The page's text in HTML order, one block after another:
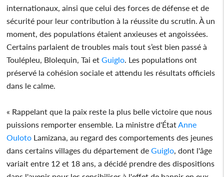
internationaux, ainsi que celui des forces de défense et de
sécurité pour leur contribution à la réussite du scrutin. À un
moment, des populations étaient anxieuses et angoissées.
Certains parlaient de troubles mais tout s’est bien passé à
Toulépleu, Blolequin, Tai etGuiglo. Les populations ont
préservé la cohésion sociale et attendu les résultats officiels
dans le calme.
« Rappelant que la paix reste la plus belle victoire que nous
puissions remporter ensemble. La ministre d'ÉtatAnne
Ouloto Lamizana, au regard des comportements des jeunes
dans certains villages du département deGuiglo, dont l'âge
variait entre 12 et 18 ans, a décidé prendre des dispositions